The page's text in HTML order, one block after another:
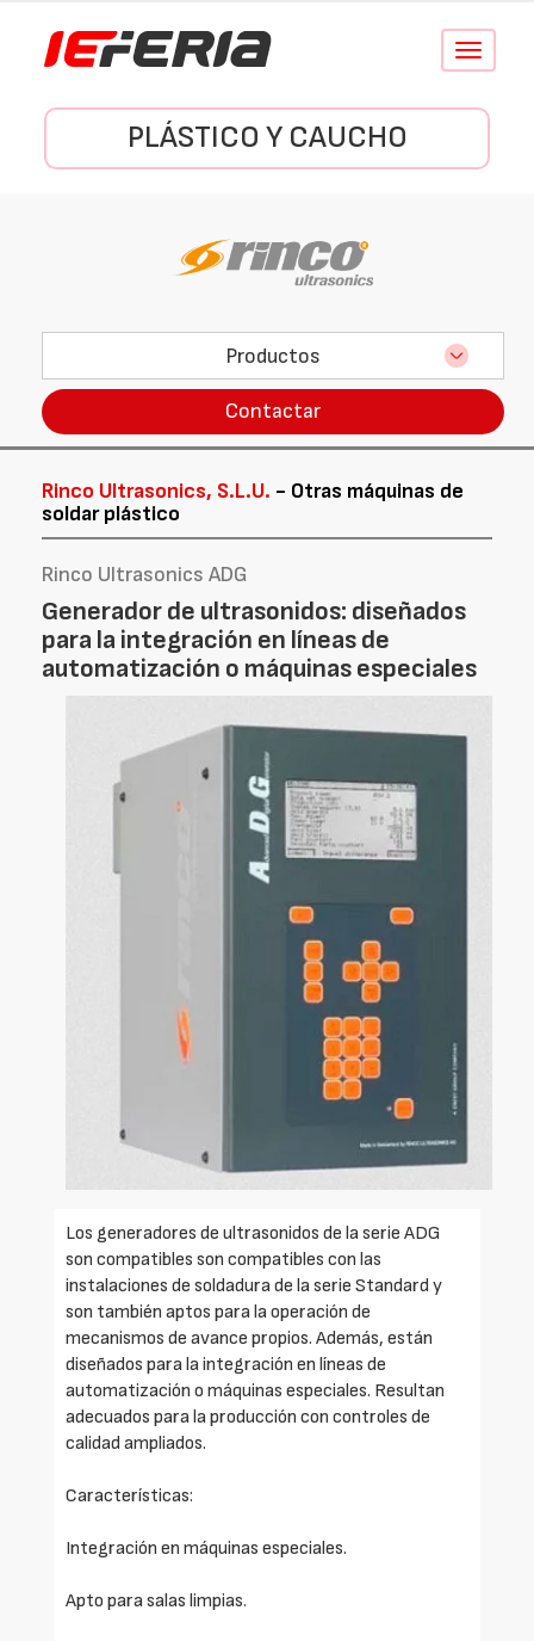
Conmutar
PLÁSTICO Y CAUCHO
Productos
Contactar
Rinco Ultrasonics, S.L.U. - Otras máquinas de
soldar plástico
Rinco Ultrasonics ADG
Generador de ultrasonidos: diseñados
para la integración en líneas de
automatización o máquinas especiales
Los generadores de ultrasonidos de la serie ADG
son compatibles son compatibles con las
instalaciones de soldadura de la serie Standard y
son también aptos para la operación de
mecanismos de avance propios. Además, están
diseñados para la integración en líneas de
automatización o máquinas especiales. Resultan
adecuados para la producción con controles de
calidad ampliados.
Características:
Integración en máquinas especiales.
Apto para salas limpias.